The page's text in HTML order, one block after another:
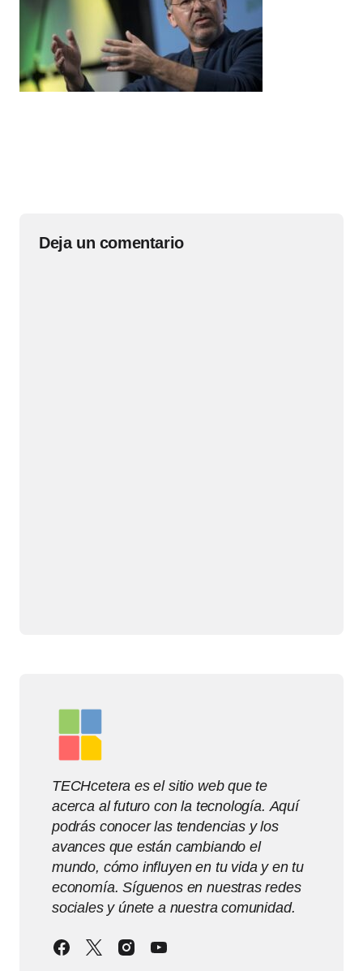
Deja un comentario
TECHcetera es el sitio web que te
acerca al futuro con la tecnología. Aquí
podrás conocer las tendencias y los
avances que están cambiando el
mundo, cómo influyen en tu vida y en tu
economía. Síguenos en nuestras redes
sociales y únete a nuestra comunidad.